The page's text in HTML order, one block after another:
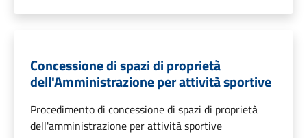
Concessione di spazi di proprietà
dell'Amministrazione per attività sportive
Procedimento di concessione di spazi di proprietà
dell'amministrazione per attività sportive